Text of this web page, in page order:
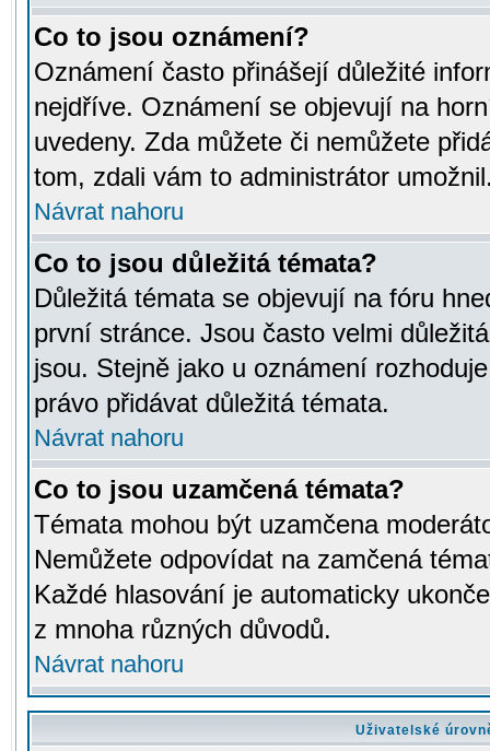
Co to jsou oznámení?
Oznámení často přinášejí důležité
nejdříve. Oznámení se objevují na
uvedeny. Zda můžete či nemůžete
tom, zdali vám to administrátor
Návrat nahoru
Co to jsou důležitá témata?
Důležitá témata se objevují na fóru
první stránce. Jsou často velmi
jsou. Stejně jako u oznámení
právo přidávat důležitá témata.
Návrat nahoru
Co to jsou uzamčená témata?
Témata mohou být uzamčena
Nemůžete odpovídat na zamčená
Každé hlasování je automaticky
z mnoha různých důvodů.
Návrat nahoru
Uživatelské